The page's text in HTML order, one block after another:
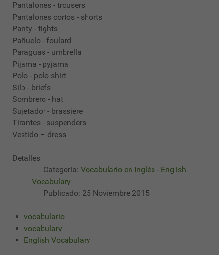
Pantalones - trousers
Pantalones cortos - shorts
Panty - tights
Pañuelo - foulard
Paraguas - umbrella
Pijama - pyjama
Polo - polo shirt
Silp - briefs
Sombrero - hat
Sujetador - brassiere
Tirantes - suspenders
Vestido – dress
Detalles
Categoría: Vocabulario en Inglés - English
Vocabulary
Publicado: 25 Noviembre 2015
vocabulario
vocabulary
English Vocabulary